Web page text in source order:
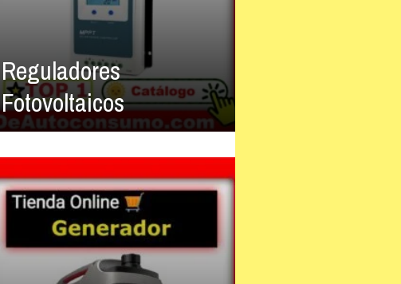
Reguladores
Fotovoltaicos